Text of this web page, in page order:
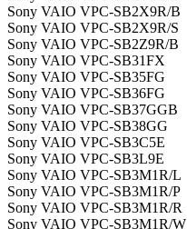
Sony VAIO VPC-SB2X9R/B
Sony VAIO VPC-SB2X9R/S
Sony VAIO VPC-SB2Z9R/B
Sony VAIO VPC-SB31FX
Sony VAIO VPC-SB35FG
Sony VAIO VPC-SB36FG
Sony VAIO VPC-SB37GGB
Sony VAIO VPC-SB38GG
Sony VAIO VPC-SB3C5E
Sony VAIO VPC-SB3L9E
Sony VAIO VPC-SB3M1R/L
Sony VAIO VPC-SB3M1R/P
Sony VAIO VPC-SB3M1R/R
Sony VAIO VPC-SB3M1R/W